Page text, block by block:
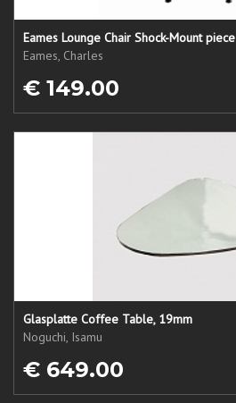
Eames Lounge Chair Shock-Mount piece
Eames, Charles
€ 149.00
Glasplatte Coffee Table, 19mm
Noguchi, Isamu
€ 649.00